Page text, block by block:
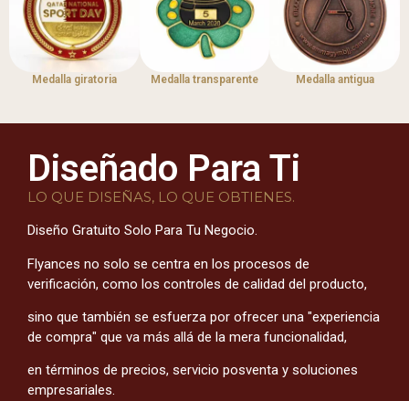
Medalla giratoria Medalla transparente Medalla antigua
Diseñado Para Ti
LO QUE DISEÑAS, LO QUE OBTIENES.
Diseño Gratuito Solo Para Tu Negocio.
Flyances no solo se centra en los procesos de
verificación, como los controles de calidad del producto,
sino que también se esfuerza por ofrecer una "experiencia
de compra" que va más allá de la mera funcionalidad,
en términos de precios, servicio posventa y soluciones
empresariales.